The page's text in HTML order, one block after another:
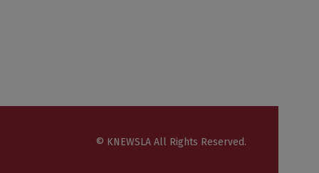
© KNEWSLA All Rights Reserved.